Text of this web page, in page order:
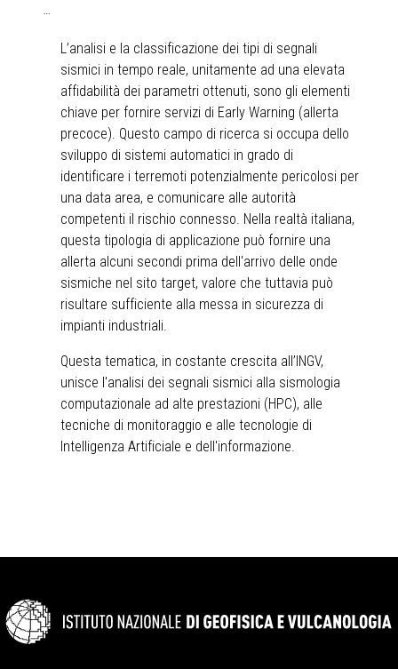
…
L’analisi e la classificazione dei tipi di segnali
sismici in tempo reale, unitamente ad una elevata
affidabilità dei parametri ottenuti, sono gli elementi
chiave per fornire servizi di Early Warning (allerta
precoce). Questo campo di ricerca si occupa dello
sviluppo di sistemi automatici in grado di
identificare i terremoti potenzialmente pericolosi per
una data area, e comunicare alle autorità
competenti il rischio connesso. Nella realtà italiana,
questa tipologia di applicazione può fornire una
allerta alcuni secondi prima dell'arrivo delle onde
sismiche nel sito target, valore che tuttavia può
risultare sufficiente alla messa in sicurezza di
impianti industriali.
Questa tematica, in costante crescita all’INGV,
unisce l'analisi dei segnali sismici alla sismologia
computazionale ad alte prestazioni (HPC), alle
tecniche di monitoraggio e alle tecnologie di
Intelligenza Artificiale e dell'informazione.